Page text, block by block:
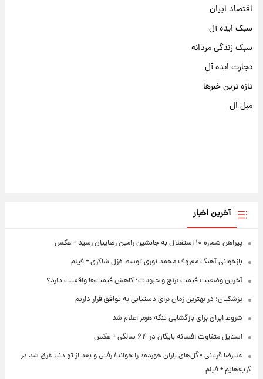
اقتصاد ایران
سبک ایده آل
سبک زندگی مردانه
تجارت ایده آل
تازه ترین خبرها
مبل ال
آخرین اخبار
پیراهن شماره ۱۰ استقلال به جانشین رامین رضاییان رسید + عکس
بازخوانی آهنگ معروف محمد نوری توسط غزل شاکری + فیلم
آخرین وضعیت قیمت برنج و حبوبات؛ کاهش قیمت‌ها واقعیت دارد؟
پزشکیان: در بهترین زمان برای دستیابی به توافق قرار داریم
شروط ایران برای بازگشایی تنگه هرمز اعلام شد
استایل متفاوت افسانه بایگان در ۶۴ سالگی + عکس
علیرضا قربانی «گل‌های باران خورده» را خواند/ رفتی و بعد از تو دنیا غرق شد در
گریه‌هایم + فیلم